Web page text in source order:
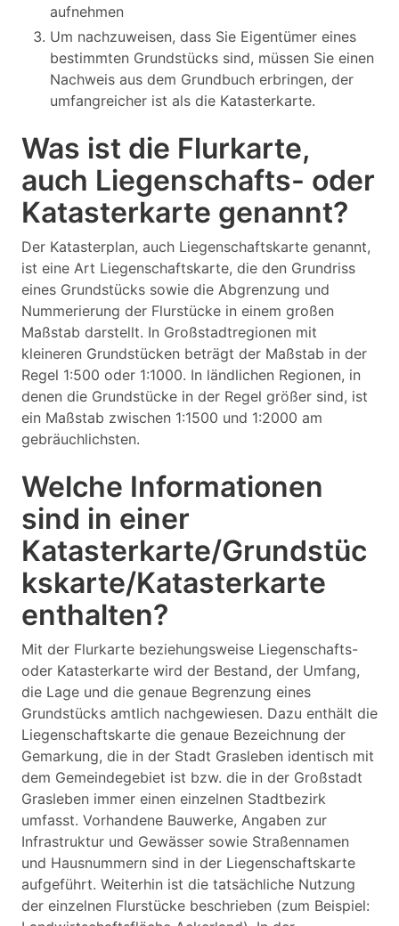
aufnehmen
Um nachzuweisen, dass Sie Eigentümer eines
bestimmten Grundstücks sind, müssen Sie einen
Nachweis aus dem Grundbuch erbringen, der
umfangreicher ist als die Katasterkarte.
Was ist die Flurkarte,
auch Liegenschafts- oder
Katasterkarte genannt?
Der Katasterplan, auch Liegenschaftskarte genannt,
ist eine Art Liegenschaftskarte, die den Grundriss
eines Grundstücks sowie die Abgrenzung und
Nummerierung der Flurstücke in einem großen
Maßstab darstellt. In Großstadtregionen mit
kleineren Grundstücken beträgt der Maßstab in der
Regel 1:500 oder 1:1000. In ländlichen Regionen, in
denen die Grundstücke in der Regel größer sind, ist
ein Maßstab zwischen 1:1500 und 1:2000 am
gebräuchlichsten.
Welche Informationen
sind in einer
Katasterkarte/Grundstüc
kskarte/Katasterkarte
enthalten?
Mit der Flurkarte beziehungsweise Liegenschafts-
oder Katasterkarte wird der Bestand, der Umfang,
die Lage und die genaue Begrenzung eines
Grundstücks amtlich nachgewiesen. Dazu enthält die
Liegenschaftskarte die genaue Bezeichnung der
Gemarkung, die in der Stadt Grasleben identisch mit
dem Gemeindegebiet ist bzw. die in der Großstadt
Grasleben immer einen einzelnen Stadtbezirk
umfasst. Vorhandene Bauwerke, Angaben zur
Infrastruktur und Gewässer sowie Straßennamen
und Hausnummern sind in der Liegenschaftskarte
aufgeführt. Weiterhin ist die tatsächliche Nutzung
der einzelnen Flurstücke beschrieben (zum Beispiel: